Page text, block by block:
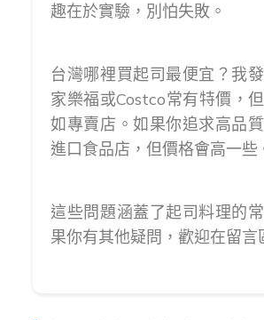
趣在於實驗，別怕失敗。
台灣哪裡買起司最便宜？我
家樂福或Costco常有特價，
如專賣店。如果你追求高品
進口食品店，但價格會高一些
這些問題涵蓋了起司料理的
果你有其他疑問，歡迎在留言